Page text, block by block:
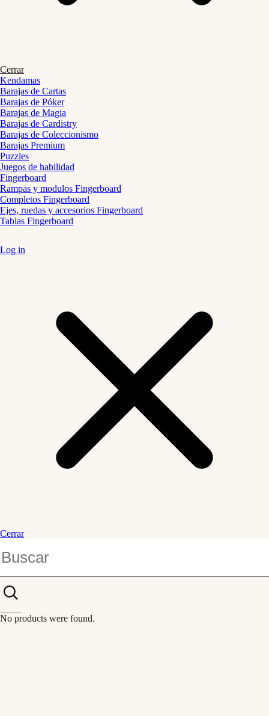
Cerrar
Kendamas
Barajas de Cartas
Barajas de Póker
Barajas de Magia
Barajas de Cardistry
Barajas de Coleccionismo
Barajas Premium
Puzzles
Juegos de habilidad
Fingerboard
Rampas y modulos Fingerboard
Completos Fingerboard
Ejes, ruedas y accesorios Fingerboard
Tablas Fingerboard
Log in
Cerrar
No products were found.